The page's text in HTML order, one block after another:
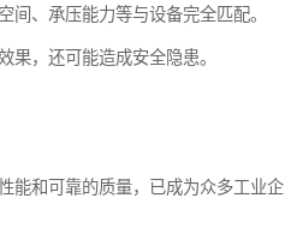
间、承压能力等与设备完全匹配。
果，还可能造成安全隐患。
能和可靠的质量，已成为众多工业企